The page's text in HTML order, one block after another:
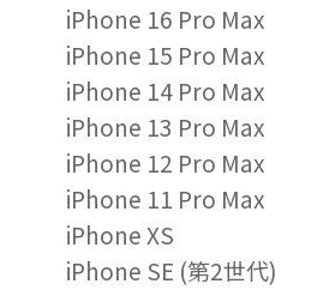
iPhone 16 Pro Max
iPhone 15 Pro Max
iPhone 14 Pro Max
iPhone 13 Pro Max
iPhone 12 Pro Max
iPhone 11 Pro Max
iPhone XS
iPhone SE (第2世代)